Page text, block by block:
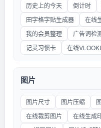
历史上的今天
倒计时
田字格字贴生成器
在线
我的会员整理
广告词检
记灵习惯卡
在线
图片
图片尺寸 图片压缩
在线裁剪图片
在线生成